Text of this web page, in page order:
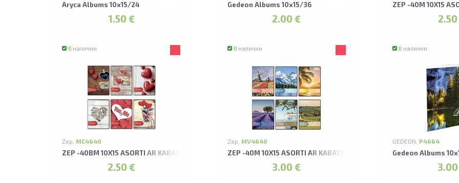
Aryca Albums 10x15/24
1.50 €
Gedeon Albums 10x15/36
2.00 €
ZEP -40M 10X15
В наличии
Zep, MC4640
ZEP -40BM 10X15 ASORTI AR KABATIŅĀM CUORE ALBUMS
2.50 €
В наличии
Zep, MV4640
ZEP -40M 10X15 ASORTI AR KABATIŅĀM VIAGGIO ALBUMS
3.00 €
В наличии
GEDEON, P4664
Gedeon Albums